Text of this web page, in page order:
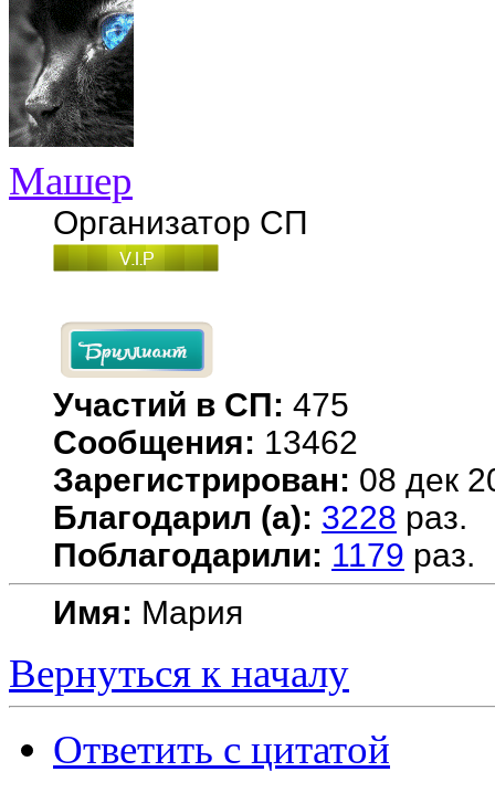
Машер
Организатор СП
Участий в СП: 475
Сообщения: 13462
Зарегистрирован: 08 дек
Благодарил (а): 3228 раз.
Поблагодарили: 1179 раз.
Имя: Мария
Вернуться к началу
Ответить с цитатой